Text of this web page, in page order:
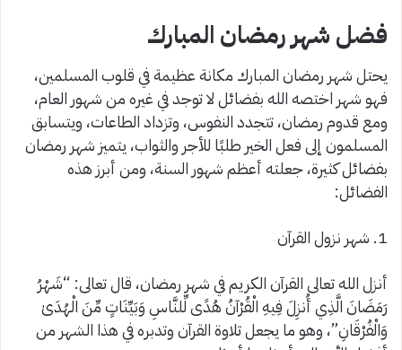
فضل شهر رمضان المبارك
يحتل شهر رمضان المبارك مكانة عظيمة في قلوب المسلمين،
فهو شهر اختصه الله بفضائل لا توجد في غيره من شهور العام،
ومع قدوم رمضان، تتجدد النفوس، وتزداد الطاعات، ويتسابق
المسلمون إلى فعل الخير طلبًا للأجر والثواب، يتميز شهر رمضان
بفضائل كثيرة، جعلته أعظم شهور السنة، ومن أبرز هذه
الفضائل:
1. شهر نزول القرآن
أنزل الله تعالى القرآن الكريم في شهر رمضان، قال تعالى: “شَهْرُ
رَمَضَانَ الَّذِي أُنزِلَ فِيهِ الْقُرْآنُ هُدًى لِّلنَّاسِ وَبَيِّنَاتٍ مِّنَ الْهُدَىٰ
وَالْفُرْقَانِ”، وهو ما يجعل تلاوة القرآن وتدبره في هذا الشهر من